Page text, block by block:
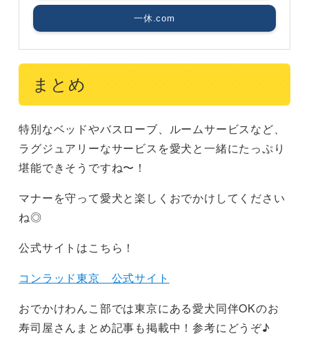
一休.com
まとめ
特別なベッドやバスローブ、ルームサービスなど、
ラグジュアリーなサービスを愛犬と一緒にたっぷり
堪能できそうですね〜！
マナーを守って愛犬と楽しくおでかけしてください
ね◎
公式サイトはこちら！
コンラッド東京 公式サイト
おでかけわんこ部では東京にある愛犬同伴OKのお
寿司屋さんまとめ記事も掲載中！参考にどうぞ♪